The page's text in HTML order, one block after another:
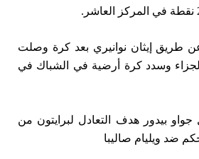
طريق إيثان نوانيري بعد كرة وصلت
وسدد كرة أرضية في الشباك في
61 سجل جواو بيدور هدف التعادل لبرايتون من
ضد ويليام صاليبا